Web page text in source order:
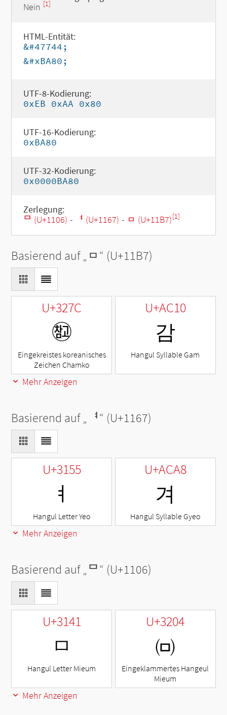
Nein [1]
HTML-Entität:
&#47744;
&#xBA80;
UTF-8-Kodierung:
0xEB 0xAA 0x80
UTF-16-Kodierung:
0xBA80
UTF-32-Kodierung:
0x0000BA80
Zerlegung:
ᄆ (U+1106) - ᅧ (U+1167) - ᆷ (U+11B7)[1]
Basierend auf „ᆷ“ (U+11B7)
U+327C
㉼
Eingekreistes koreanisches
Zeichen Chamko
U+AC10
감
Hangul Syllable Gam
Mehr Anzeigen
Basierend auf „ ᅧ“ (U+1167)
U+3155
ㅕ
Hangul Letter Yeo
U+ACA8
겨
Hangul Syllable Gyeo
Mehr Anzeigen
Basierend auf „ᄆ“ (U+1106)
U+3141
ㅁ
Hangul Letter Mieum
U+3204
㈄
Eingeklammertes Hangeul
Mieum
Mehr Anzeigen